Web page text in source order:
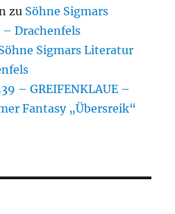
zu Söhne Sigmars
– Drachenfels
Sigmars Literatur
– GREIFENKLAUE –
Fantasy „Übersreik“